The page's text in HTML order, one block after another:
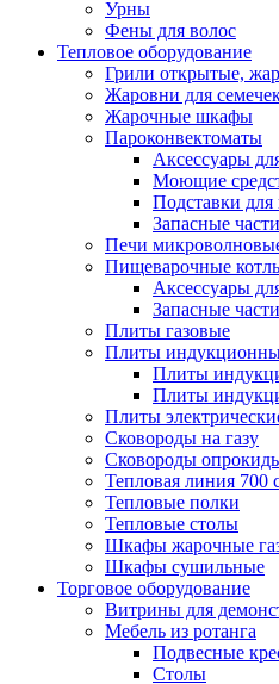
Урны
Фены для волос
Тепловое оборудование
Грили открытые,
Жаровни для
Жарочные шкафы
Пароконвектоматы
Аксессуары
Моющие
Подставки для
Запасные
Печи
Пищеварочные
Аксессуары
Запасные
Плиты газовые
Плиты
Плиты
Плиты
Плиты
Сковороды на газу
Сковороды
Тепловая линия 700
Тепловые полки
Тепловые столы
Шкафы жарочные
Шкафы сушильные
Торговое оборудование
Витрины для
Мебель из ротанга
Подвесные
Столы